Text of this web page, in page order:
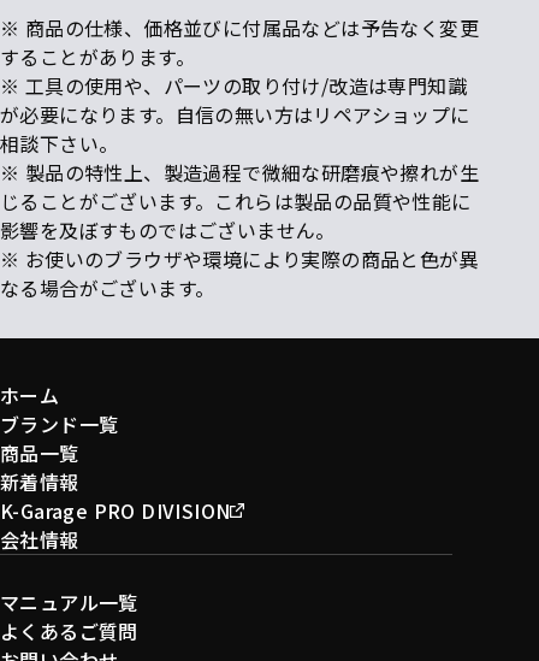
※ 商品の仕様、価格並びに付属品などは予告なく変更
することがあります。
※ 工具の使用や、パーツの取り付け/改造は専門知識
が必要になります。自信の無い方はリペアショップに
相談下さい。
※ 製品の特性上、製造過程で微細な研磨痕や擦れが生
じることがございます。これらは製品の品質や性能に
影響を及ぼすものではございません。
※ お使いのブラウザや環境により実際の商品と色が異
なる場合がございます。
ホーム
ブランド一覧
商品一覧
新着情報
K-Garage PRO DIVISION
会社情報
マニュアル一覧
よくあるご質問